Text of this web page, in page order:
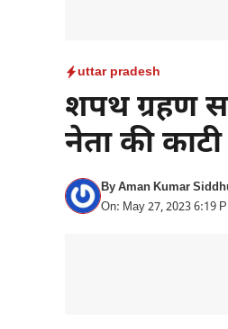
uttar pradesh
शपथ ग्रहण
नेता की
ByAman Kumar
On: May 27, 2023 6:19